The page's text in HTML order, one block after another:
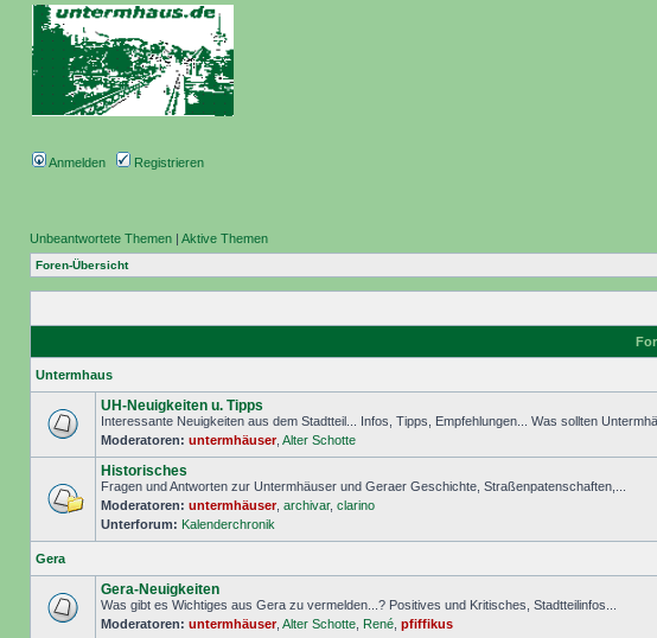
Anmelden Registrieren
Unbeantwortete Themen | Aktive Themen
Foren-Übersicht
Untermhaus
UH-Neuigkeiten u. Tipps
Interessante Neuigkeiten aus dem Stadtteil... Infos, Tipps, Empfehlungen... Was sollten
Moderatoren: untermhäuser, Alter Schotte
Historisches
Fragen und Antworten zur Untermhäuser und Geraer Geschichte, Straßenpatenschaften,...
Moderatoren: untermhäuser, archivar, clarino
Unterforum: Kalenderchronik
Gera
Gera-Neuigkeiten
Was gibt es Wichtiges aus Gera zu vermelden...? Positives und Kritisches, Stadtteilinfos...
Moderatoren: untermhäuser, Alter Schotte René pfiffikus